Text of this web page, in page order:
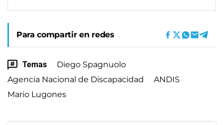
Para compartir en redes
Temas
Diego Spagnuolo
Agencia Nacional de Discapacidad
ANDIS
Mario Lugones